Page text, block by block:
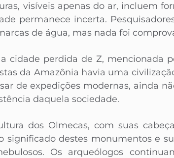
visíveis apenas do ar, incluem
permanece incerta.
de água, mas nada foi
cidade perdida de Z, mencionada
da Amazônia havia uma
de expedições modernas, ainda
daquela sociedade.
dos Olmecas, com suas
significado destes monumentos e
Os arqueólogos